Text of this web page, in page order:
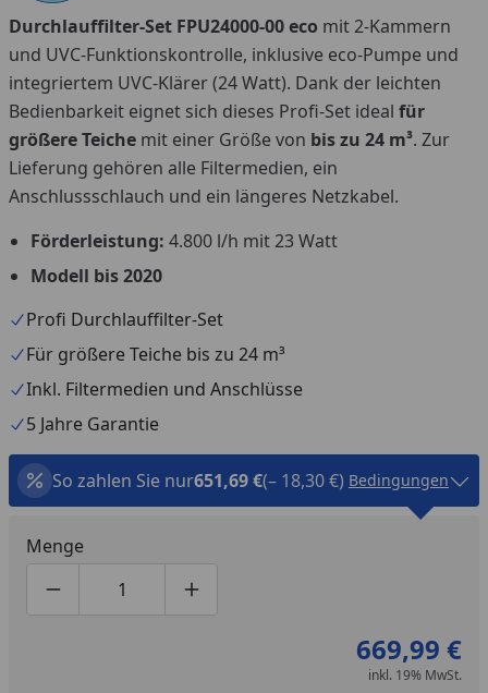
Durchlauffilter-Set FPU24000-00 eco mit 2-Kammern
und UVC-Funktionskontrolle, inklusive eco-Pumpe und
integriertem UVC-Klärer (24 Watt). Dank der leichten
Bedienbarkeit eignet sich dieses Profi-Set ideal für
größere Teiche mit einer Größe von bis zu 24 m³. Zur
Lieferung gehören alle Filtermedien, ein
Anschlussschlauch und ein längeres Netzkabel.
Förderleistung: 4.800 l/h mit 23 Watt
Modell bis 2020
Profi Durchlauffilter-Set
Für größere Teiche bis zu 24 m³
Inkl. Filtermedien und Anschlüsse
5 Jahre Garantie
So zahlen Sie nur651,69 €(– 18,30 €) Bedingungen
Menge
Produktmenge um eins verringern
Produktmenge manuell eingeben
Produktmenge um eins erhöhen
669,99 €
inkl. 19% MwSt.